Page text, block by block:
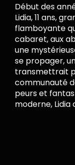
Début des
Lidia, 11 ans,
flamboyante
cabaret, aux
une
se propager,
transmettrait
communauté
peurs et
moderne, Lidia